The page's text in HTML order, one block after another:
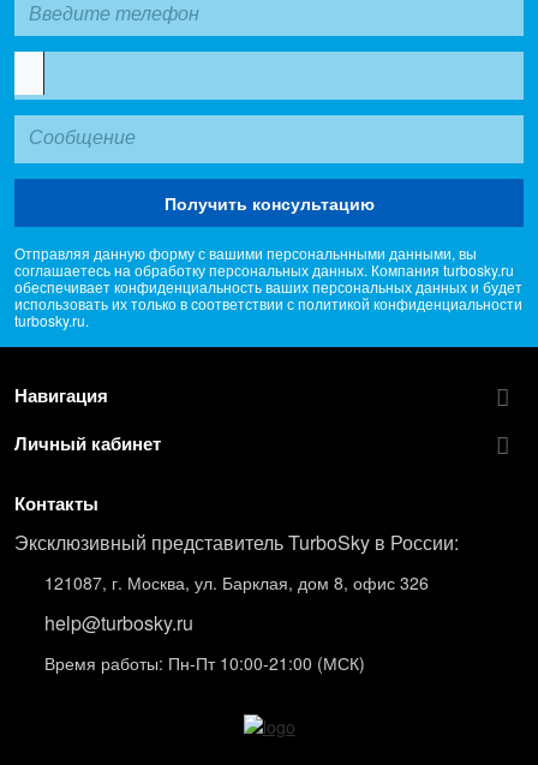
Получить консультацию
Отправляя данную форму с вашими персональнными данными, вы
соглашаетесь на обработку персональных данных. Компания turbosky.ru
обеспечивает конфиденциальность ваших персональных данных и будет
использовать их только в соответствии с политикой конфиденциальности
turbosky.ru.
Навигация
Личный кабинет
Контакты
Эксклюзивный представитель TurboSky в России:
121087, г. Москва, ул. Барклая, дом 8, офис 326
help@turbosky.ru
Время работы: Пн-Пт 10:00-21:00 (МСК)